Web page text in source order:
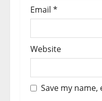
Email *
Website
Save my